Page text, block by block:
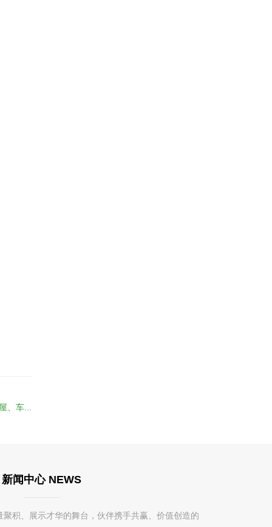
、车...
新闻中心 NEWS
积、展示才华的舞台，伙伴携手共赢、价值创造的